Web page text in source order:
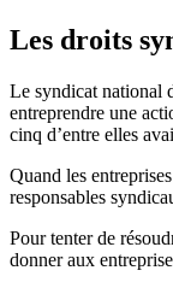
Les droits
Le syndicat national
entreprendre une
cinq d’entre elles
Quand les
responsables
Pour tenter de
donner aux